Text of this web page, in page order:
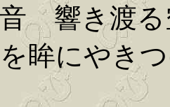
響き渡る
眸にやき